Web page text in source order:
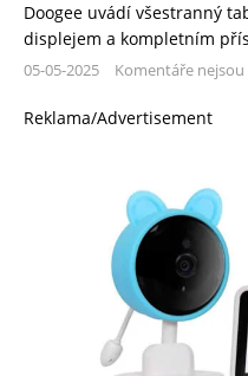
Doogee uvádí všestranný
displejem a kompletním
05-05-2025 Komentáře
Reklama/Advertisement